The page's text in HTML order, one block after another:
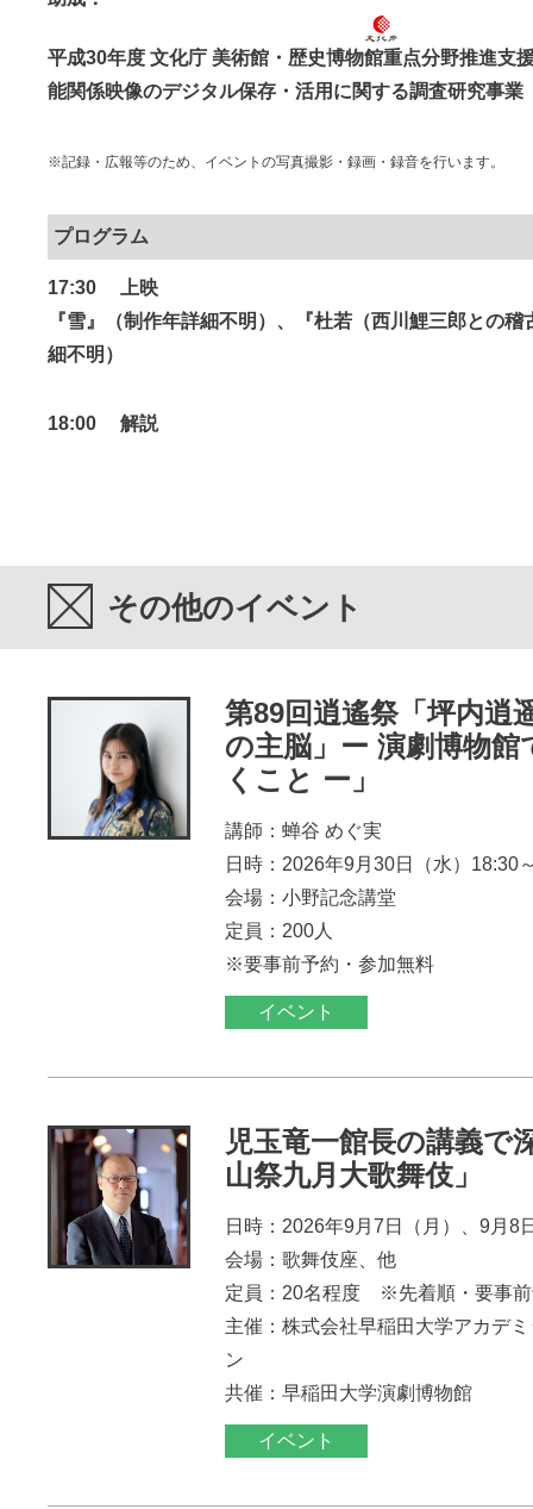
平成30年度 文化庁 美術館・歴史博物館重点分野推進支
能関係映像のデジタル保存・活用に関する調査研究事業
※記録・広報等のため、イベントの写真撮影・録画・録音を行います。
プログラム
17:30 上映
『雪』（制作年詳細不明）、『杜若（西川鯉三郎との
細不明）
18:00 解説
その他のイベント
第89回逍遙祭「坪内逍
の主脳」ー 演劇博物館
くこと ー」
講師：蝉谷 めぐ実
日時：2026年9月30日（水）18:30
会場：小野記念講堂
定員：200人
※要事前予約・参加無料
イベント
児玉竜一館長の講義で
山祭九月大歌舞伎」
日時：2026年9月7日（月）、9月8
会場：歌舞伎座、他
定員：20名程度 ※先着順・要事前
主催：株式会社早稲田大学アカデ
ン
共催：早稲田大学演劇博物館
イベント